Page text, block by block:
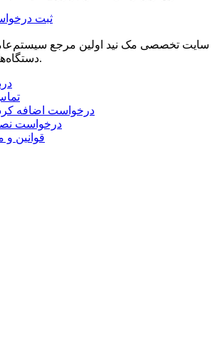
ثبت
سایت تخصصی مک نید اولین مرجع
دستگاه‌های اپل در ایران است.
درخواست اضافه
درخواست
قوانین